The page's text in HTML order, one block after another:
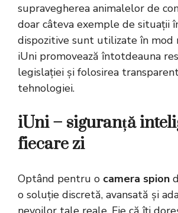
supravegherea animalelor de
doar câteva exemple de situații
dispozitive sunt utilizate în mod
iUni promovează întotdeauna
legislației și folosirea
tehnologiei.
iUni – siguranță
fiecare zi
Optând pentru o camera spion
o soluție discretă, avansată și